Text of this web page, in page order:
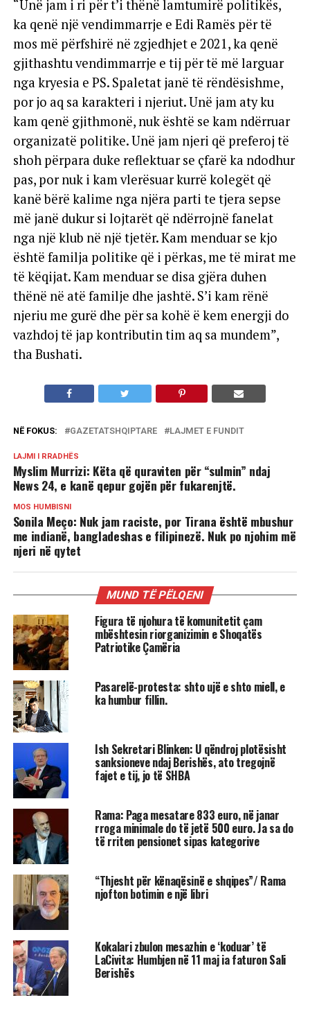
“Unë jam i ri për t’i thënë lamtumirë politikës,
ka qenë një vendimmarrje e Edi Ramës për të
mos më përfshirë në zgjedhjet e 2021, ka qenë
gjithashtu vendimmarrje e tij për të më larguar
nga kryesia e PS. Spaletat janë të rëndësishme,
por jo aq sa karakteri i njeriut. Unë jam aty ku
kam qenë gjithmonë, nuk është se kam ndërruar
organizatë politike. Unë jam njeri që preferoj të
shoh përpara duke reflektuar se çfarë ka ndodhur
pas, por nuk i kam vlerësuar kurrë kolegët që
kanë bërë kalime nga njëra parti te tjera sepse
më janë dukur si lojtarët që ndërrojnë fanelat
nga një klub në një tjetër. Kam menduar se kjo
është familja politike që i përkas, me të mirat me
të këqijat. Kam menduar se disa gjëra duhen
thënë në atë familje dhe jashtë. S’i kam rënë
njeriu me gurë dhe për sa kohë ë kem energji do
vazhdoj të jap kontributin tim aq sa mundem”,
tha Bushati.
NË FOKUS: GAZETATSHQIPTARE LAJMET E FUNDIT
LAJMI I RRADHËS
Myslim Murrizi: Këta që quraviten për “sulmin” ndaj
News 24, e kanë qepur gojën për fukarenjtë.
MOS HUMBISNI
Sonila Meço: Nuk jam raciste, por Tirana është mbushur
me indianë, bangladeshas e filipinezë. Nuk po njohim më
njeri në qytet
MUND TË PËLQENI
Figura të njohura të komunitetit çam
mbështesin riorganizimin e Shoqatës
Patriotike Çamëria
Pasarelë-protesta: shto ujë e shto miell, e
ka humbur fillin.
Ish Sekretari Blinken: U qëndroj plotësisht
sanksioneve ndaj Berishës, ato tregojnë
fajet e tij, jo të SHBA
Rama: Paga mesatare 833 euro, në janar
rroga minimale do të jetë 500 euro. Ja sa do
të rriten pensionet sipas kategorive
“Thjesht për kënaqësinë e shqipes”/ Rama
njofton botimin e një libri
Kokalari zbulon mesazhin e ‘koduar’ të
LaCivita: Humbjen në 11 maj ia faturon Sali
Berishës